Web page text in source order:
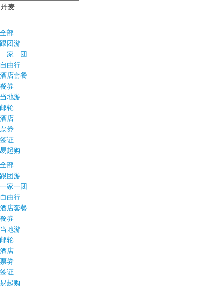
全部
跟团游
一家一团
自由行
酒店套餐
餐券
当地游
邮轮
酒店
票劵
签证
易起购
全部
跟团游
一家一团
自由行
酒店套餐
餐券
当地游
邮轮
酒店
票劵
签证
易起购